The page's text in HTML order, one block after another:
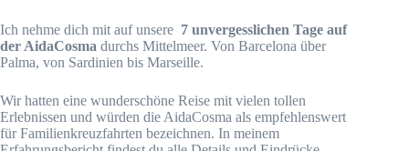
Ich nehme dich mit auf unsere 7 unvergesslichen Tage auf
der AidaCosma durchs Mittelmeer. Von Barcelona über
Palma, von Sardinien bis Marseille.
Wir hatten eine wunderschöne Reise mit vielen tollen
Erlebnissen und würden die AidaCosma als empfehlenswert
für Familienkreuzfahrten bezeichnen. In meinem